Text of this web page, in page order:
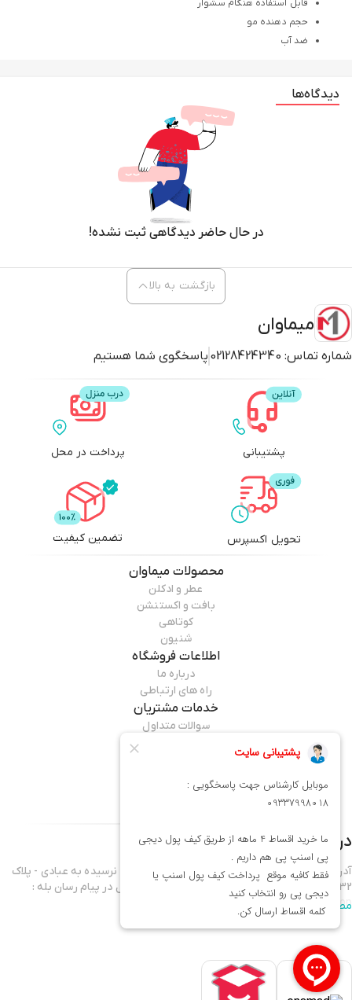
قابل استفاده هنگام سشوار
حجم دهنده مو
ضد آب
دیدگاه‌ها
در حال حاضر دیدگاهی ثبت نشده!
میماوان
شماره تماس: 02128424340 پاسخگوی شما هستیم
بازگشت به بالا
پشتیبانی پرداخت در محل
تحویل اکسپرس تضمین کیفیت
محصولاتمیماوان
عطر و ادکلن
بافت و اکستنشن
کوتاهی
شنیون
اطلاعات فروشگاه
درباره ما
راه های ارتباطی
خدمات مشتریان
سوالات متداول
همراه ما باشید
درباره فروشگاهمیماوان
آدرس فروشگاه : تهران - نارمک خیابان فرجام غربی - نرسیده به عبادی - پلاک
432 موبایل واحد فروش 09337998018 - آدرس کانال در پیام رسان بله :
mima1shop
سلام ورود شما همراهان عزیز را به میماوان،فروشگاه آنلاین آرایشگاهی خوش
آمد میگوییم.
مطالعه بیشتر